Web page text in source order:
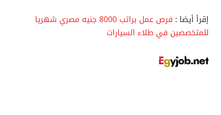
إقرأ أيضا :
فرص عمل براتب 8000 جنيه مصري شهريا
للمتخصصين في طلاء السيارات